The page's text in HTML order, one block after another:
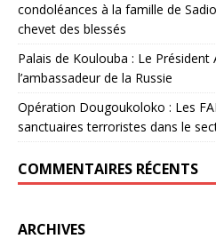
condoléances à la famille de
chevet des blessés
Palais de Koulouba : Le
l’ambassadeur de la Russie
Opération Dougoukoloko : Les
sanctuaires terroristes dans le
COMMENTAIRES RÉCENTS
ARCHIVES